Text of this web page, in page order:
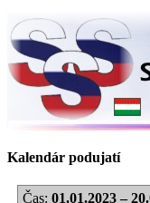
Kalendár podujatí
Čas: 01.01.2023 –